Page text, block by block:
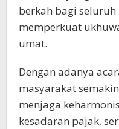
berkah bagi seluruh
memperkuat
umat.
Dengan adanya
masyarakat
menjaga
kesadaran pajak,